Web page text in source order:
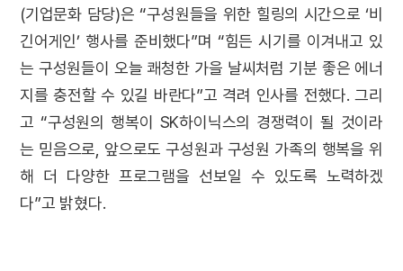
(기업문화 담당)은 “구성원들을 위한 힐링의 시간으로 ‘비
긴어게인’ 행사를 준비했다”며 “힘든 시기를 이겨내고 있
는 구성원들이 오늘 쾌청한 가을 날씨처럼 기분 좋은 에너
지를 충전할 수 있길 바란다”고 격려 인사를 전했다. 그리
고 “구성원의 행복이 SK하이닉스의 경쟁력이 될 것이라
는 믿음으로, 앞으로도 구성원과 구성원 가족의 행복을 위
해 더 다양한 프로그램을 선보일 수 있도록 노력하겠
다”고 밝혔다.